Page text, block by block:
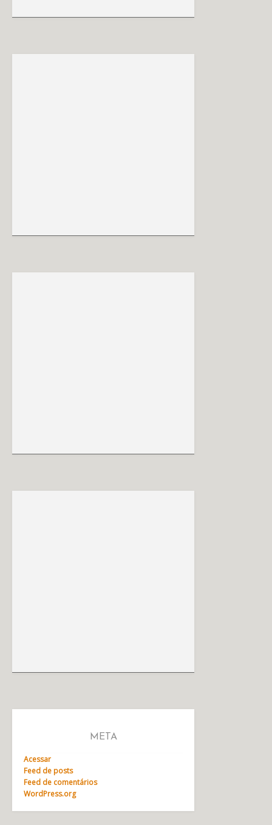
META
Acessar
Feed de posts
Feed de comentários
WordPress.org